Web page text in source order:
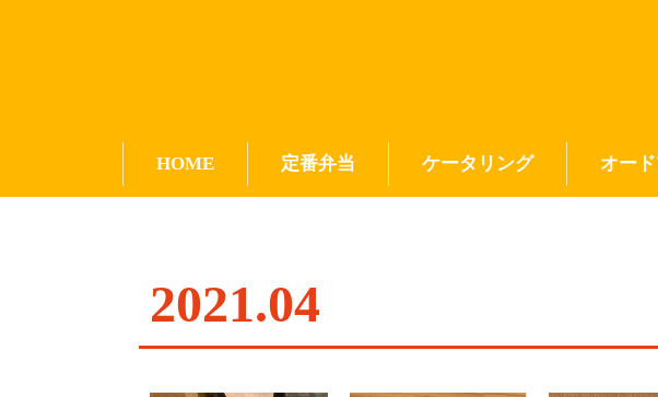
HOME 定番弁当 ケータリング オー
2021.04